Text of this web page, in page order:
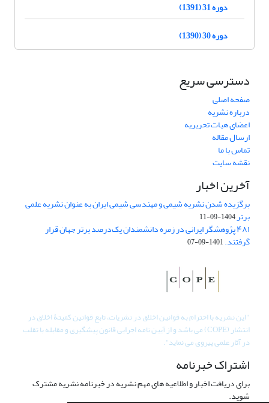
دوره 31 (1391)
دوره 30 (1390)
دسترسی سریع
صفحه اصلی
درباره نشریه
اعضای هیات تحریریه
ارسال مقاله
تماس با ما
نقشه سایت
آخرین اخبار
برگزیده شدن نشریه شیمی و مهندسی شیمی ایران به عنوان نشریه علمی
برتر1404-09-11
۴۸۱ پژوهشگر ایرانی در زمره دانشمندان یک‌درصد برتر جهان قرار
گرفتند.1401-09-07
"این نشریه با احترام به قوانین اخلاق در نشریات، تابع قوانین کمیتۀ اخلاق در
انتشار (COPE) می باشد و از آیین نامه اجرایی قانون پیشگیری و مقابله با تقلب
در آثار علمی پیروی می نماید".
اشتراک خبرنامه
برای دریافت اخبار و اطلاعیه های مهم نشریه در خبرنامه نشریه مشترک
شوید.